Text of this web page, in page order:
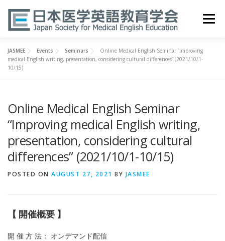
content
Menu
HOME ABOUT EVENTS PUBLICATIONS
JASMEE Events Seminars
Online Medical English Seminar “Improving
medical English writing, presentation, considering cultural differences” (2021/10/1-
10/15)
Online Medical English Seminar
“Improving medical English writing,
presentation, considering cultural
differences” (2021/10/1-10/15)
POSTED ON AUGUST 27, 2021 BY JASMEE
【 開催概要 】
開 催 方 法： オンデマンド配信